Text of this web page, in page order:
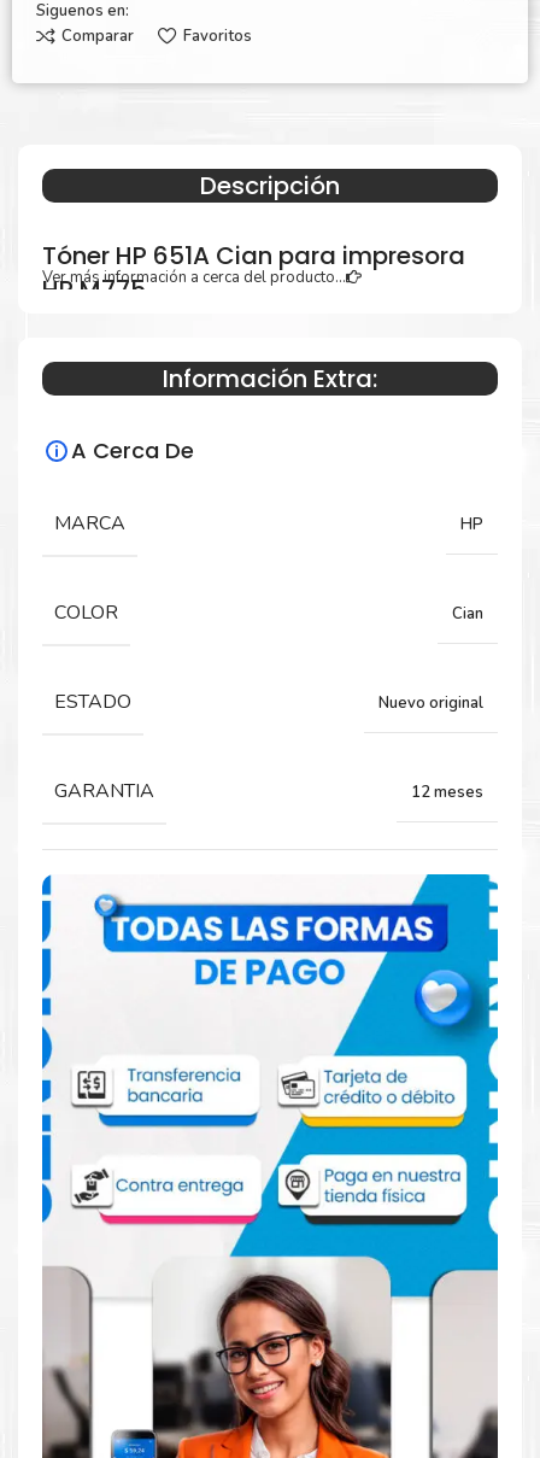
Siguenos en:
Comparar
Favoritos
Descripción
Tóner HP 651A Cian para impresora
HP M775
Especificaciones Técnicas
Para impresoras:
M775DN, M775F, M775Z.
Comprar Tóner HP 651A Cian para
impresora HP M775
Aprovecha nuestra experiencia y atención para adquirir tus
productos. Tenemos promociones todos los días. Escríbenos o
visítanos hoy para encontrar la solución perfecta para tu
impresoraHP, como laTóner HP 651A Cian para impresoras
M775, M775DN, M775F, M775Z.
Dónde comprar Toner para impresora HP
M775en Lima o para provincia
Tienda autorizada por HP. Descubre la mejor manera de
abastecerte deTóner HP 651A Cian para impresora HP
Ver más información a cerca del producto...
Información Extra:
A Cerca De
MARCA HP
COLOR Cian
ESTADO Nuevo original
GARANTIA 12 meses